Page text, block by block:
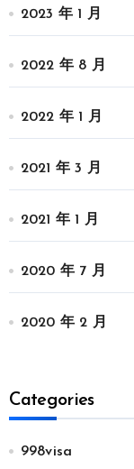
2023 年 1 月
2022 年 8 月
2022 年 1 月
2021 年 3 月
2021 年 1 月
2020 年 7 月
2020 年 2 月
Categories
998visa